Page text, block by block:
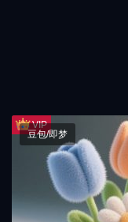
豆包/即梦